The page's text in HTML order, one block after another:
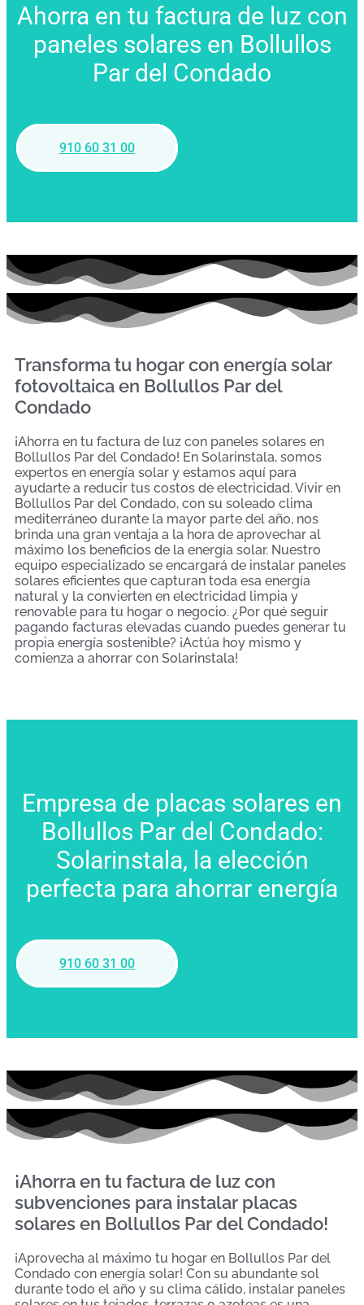
Ahorra en tu factura de luz con
paneles solares en Bollullos
Par del Condado
910 60 31 00
Transforma tu hogar con energía solar
fotovoltaica en Bollullos Par del
Condado
¡Ahorra en tu factura de luz con paneles solares en
Bollullos Par del Condado! En Solarinstala, somos
expertos en energía solar y estamos aquí para
ayudarte a reducir tus costos de electricidad. Vivir en
Bollullos Par del Condado, con su soleado clima
mediterráneo durante la mayor parte del año, nos
brinda una gran ventaja a la hora de aprovechar al
máximo los beneficios de la energía solar. Nuestro
equipo especializado se encargará de instalar paneles
solares eficientes que capturan toda esa energía
natural y la convierten en electricidad limpia y
renovable para tu hogar o negocio. ¿Por qué seguir
pagando facturas elevadas cuando puedes generar tu
propia energía sostenible? ¡Actúa hoy mismo y
comienza a ahorrar con Solarinstala!
Empresa de placas solares en
Bollullos Par del Condado:
Solarinstala, la elección
perfecta para ahorrar energía
910 60 31 00
¡Ahorra en tu factura de luz con
subvenciones para instalar placas
solares en Bollullos Par del Condado!
¡Aprovecha al máximo tu hogar en Bollullos Par del
Condado con energía solar! Con su abundante sol
durante todo el año y su clima cálido, instalar paneles